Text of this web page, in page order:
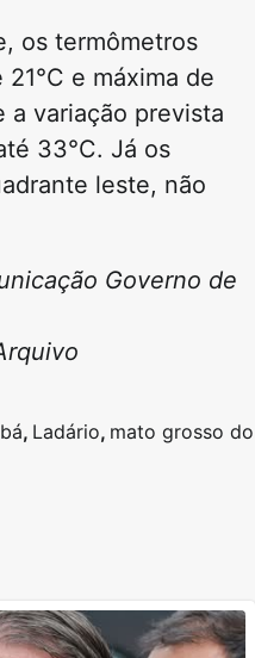
os termômetros
e máxima de
a variação prevista
33°C. Já os
leste, não
Governo de
, Ladário, mato grosso do